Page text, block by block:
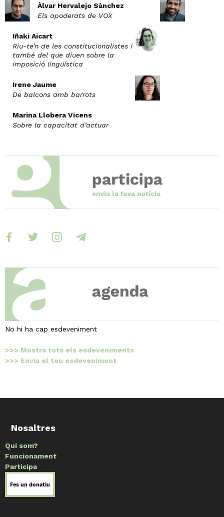
Àlvar Hervalejo Sànchez
Els apoderats de VOX
Iñaki Aicart
Riu-te’n de les constitucionalistes i
també del que diuen sobre la
imposició lingüística
Irene Jaume
De balcons amb barrots
Marina Llobera Vicens
Sobre la capacitat d’actuar
facebooktwitter instagramtelegram
No hi ha cap esdeveniment
>>> Mostra tots els esdeveniments
>>> Envia el teu esdeveniment
Nosaltres
Qui som?
Funcionament
Participa